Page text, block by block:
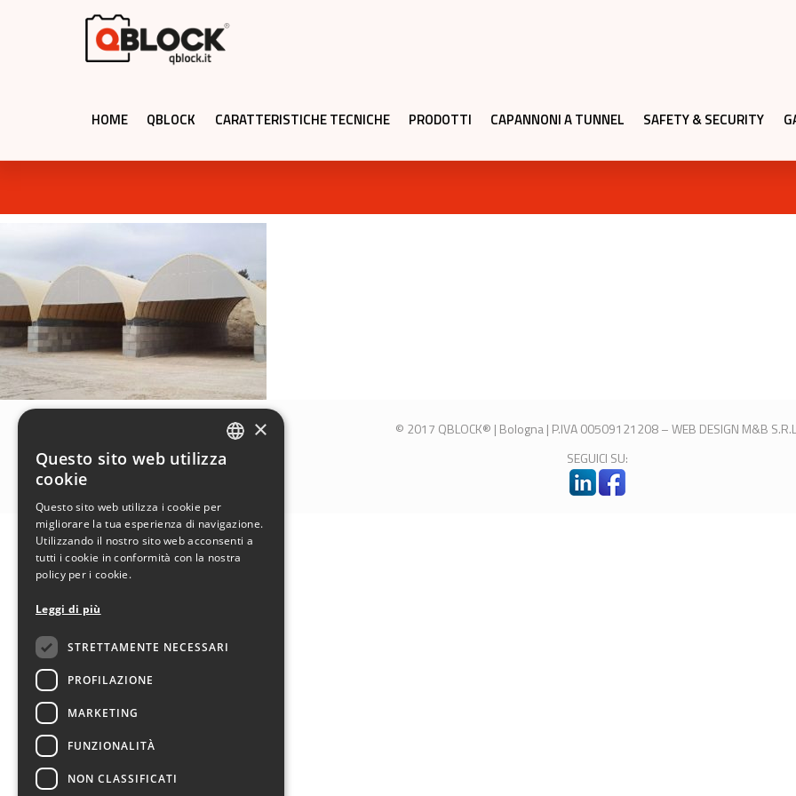
HOME QBLOCK CARATTERISTICHE TECNICHE PRODOTTI CAPANNONI A TUNNEL SAFETY & SECURITY
© 2017 QBLOCK® | Bologna | P.IVA 00509121208 –WEB DESIGN M&B
SEGUICI SU:
×
Questo sito web utilizza
cookie
Questo sito web utilizza i cookie per
migliorare la tua esperienza di navigazione.
Utilizzando il nostro sito web acconsenti a
tutti i cookie in conformità con la nostra
policy per i cookie.
Leggi di più
STRETTAMENTE NECESSARI
PROFILAZIONE
MARKETING
FUNZIONALITÀ
NON CLASSIFICATI